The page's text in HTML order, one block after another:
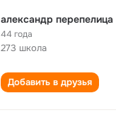
александр перепелица
44 года
273 школа
Добавить в друзья